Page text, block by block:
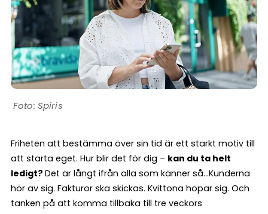
Spiris
Friheten att bestämma över sin tid är ett starkt motiv till
att starta eget. Hur blir det för dig – kan du ta helt
ledigt? Det är långt ifrån alla som känner så…Kunderna
hör av sig. Fakturor ska skickas. Kvittona hopar sig. Och
tanken på att komma tillbaka till tre veckors